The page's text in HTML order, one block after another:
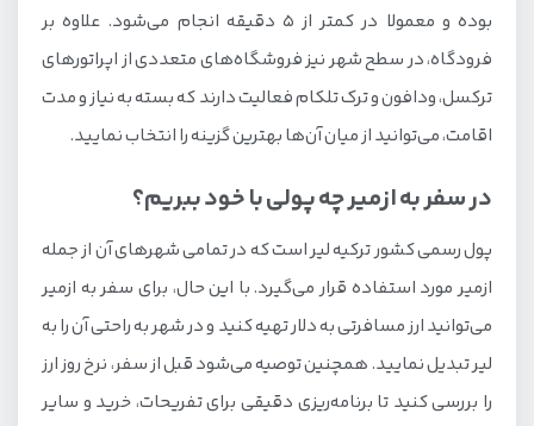
بوده و معمولا در کمتر از 5 دقیقه انجام می‌شود. علاوه بر
فرودگاه، در سطح شهر نیز فروشگاه‌های متعددی از اپراتورهای
ترکسل، ودافون و ترک تلکام فعالیت دارند که بسته به نیاز و مدت
اقامت، می‌توانید از میان آن‌ها بهترین گزینه را انتخاب نمایید.
در سفر به ازمیر چه پولی با خود ببریم؟
پول رسمی کشور ترکیه لیر است که در تمامی شهرهای آن از جمله
ازمیر مورد استفاده قرار می‌گیرد. با این حال، برای سفر به ازمیر
می‌توانید ارز مسافرتی به دلار تهیه کنید و در شهر به راحتی آن را به
لیر تبدیل نمایید. همچنین توصیه می‌شود قبل از سفر، نرخ روز ارز
را بررسی کنید تا برنامه‌ریزی دقیقی برای تفریحات، خرید و سایر